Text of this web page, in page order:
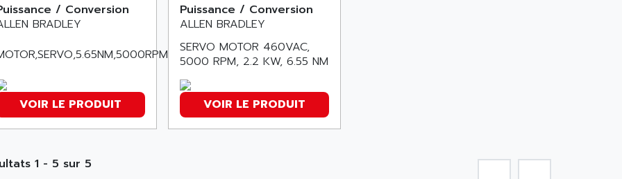
/ Conversion
BRADLEY
VOIR LE PRODUIT
Puissance / Conversion
ALLEN BRADLEY
SERVO MOTOR 460VAC,
5000 RPM, 2.2 KW, 6.55 NM
VOIR LE PRODUIT
1 - 5 sur 5